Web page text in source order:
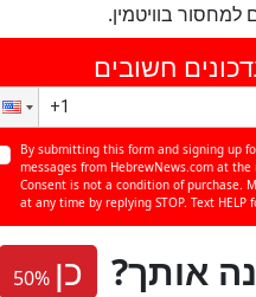
חשובים
By submitting this form and signing up
messages from HebrewNews.com at
Consent is not a condition of purchase.
at any time by replying STOP. Text HELP
50% כן אותך